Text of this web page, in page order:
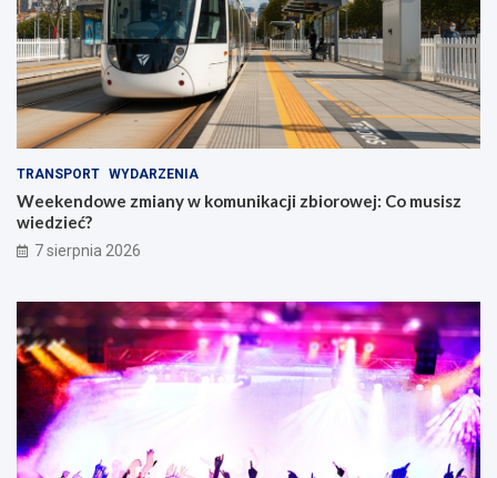
TRANSPORT WYDARZENIA
Weekendowe zmiany w komunikacji zbiorowej: Co musisz
wiedzieć?
7 sierpnia 2026